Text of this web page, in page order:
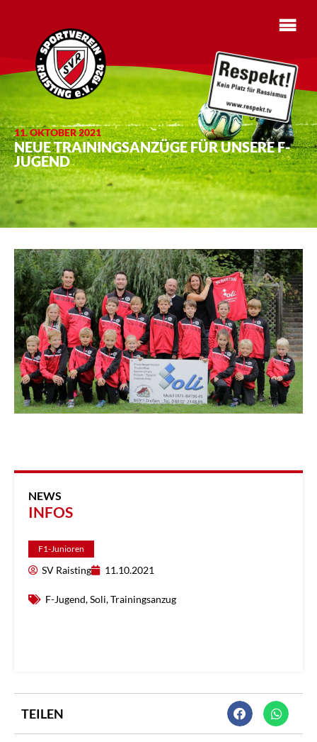
11. OKTOBER 2021
NEUE TRAININGSANZÜGE FÜR UNSERE F-
JUGEND
NEWS
INFOS
F1-Junioren
SV Raisting 11.10.2021
F-Jugend,Soli,Trainingsanzug
TEILEN